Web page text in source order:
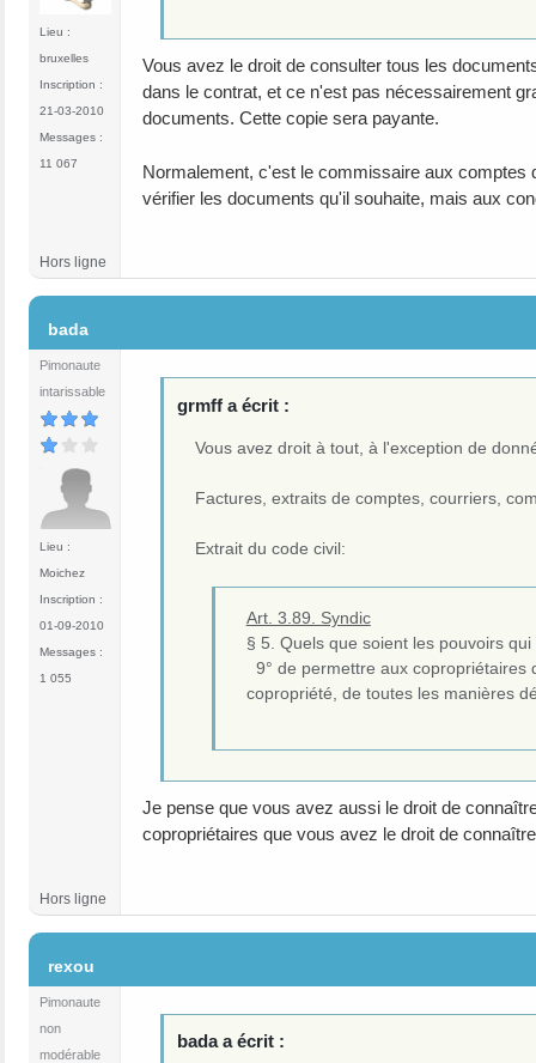
Lieu :
bruxelles
Inscription :
21-03-2010
Messages :
11 067
Vous avez le droit de consulter tous les
dans le contrat, et ce n'est pas nécessairement
documents. Cette copie sera payante.
Normalement, c'est le commissaire aux comptes
vérifier les documents qu'il souhaite, mais aux
Hors ligne
bada
Pimonaute
intarissable
Lieu :
Moichez
Inscription :
01-09-2010
Messages :
1 055
grmff a écrit :
Vous avez droit à tout, à l'exception de
Factures, extraits de comptes, courriers,
Extrait du code civil:
Art. 3.89. Syndic
§ 5. Quels que soient les pouvoirs
9° de permettre aux
copropriété, de toutes les manières
Je pense que vous avez aussi le droit de
copropriétaires que vous avez le droit de
Hors ligne
rexou
Pimonaute
non
modérable
bada a écrit :